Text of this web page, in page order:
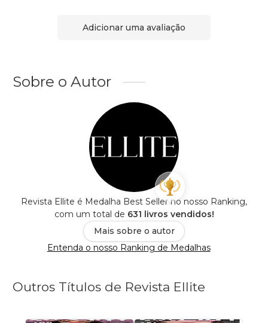
Adicionar uma avaliação
Sobre o Autor
Revista Ellite é Medalha Best Seller no nosso Ranking,
com um total de 631 livros vendidos!
Mais sobre o autor
Entenda o nosso Ranking de Medalhas
Outros Títulos de Revista Ellite